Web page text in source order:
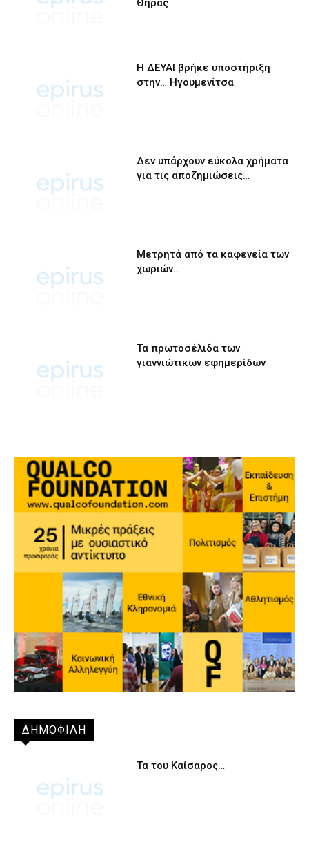
Θήρας
Η ΔΕΥΑΙ βρήκε υποστήριξη
στην… Ηγουμενίτσα
Δεν υπάρχουν εύκολα χρήματα
για τις αποζημιώσεις…
Μετρητά από τα καφενεία των
χωριών…
Τα πρωτοσέλιδα των
γιαννιώτικων εφημερίδων
ΔΗΜΟΦΙΛΗ
Τα του Καίσαρος…